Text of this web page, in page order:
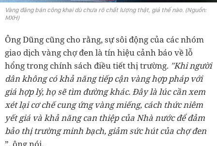
Vàng đăng bán công khai dù chưa rõ chất lượng thật, giả thế nào. (Nguồn:
MXH)
Ông Dũng cũng cho rằng, sự sôi động của các nhóm
giao dịch vàng chợ đen là tín hiệu cảnh báo về lỗ
hổng trong chính sách điều tiết thị trường. "Khi người
dân không có khả năng tiếp cận vàng hợp pháp với
giá hợp lý, họ sẽ tìm đường khác.Đây là lúc cần xem
xét lại cơ chế cung ứng vàng miếng, cách thức niêm
yết giá và khả năng can thiệp của Nhà nước để đảm
bảo thị trường minh bạch, giảm sức hút của chợ đen